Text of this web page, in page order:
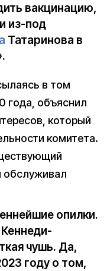
вакцинацию,
из-под
Татаринова в
в том
года, объяснил
который
комитета.
обслуживал
опилки.
чушь. Да,
году о том,